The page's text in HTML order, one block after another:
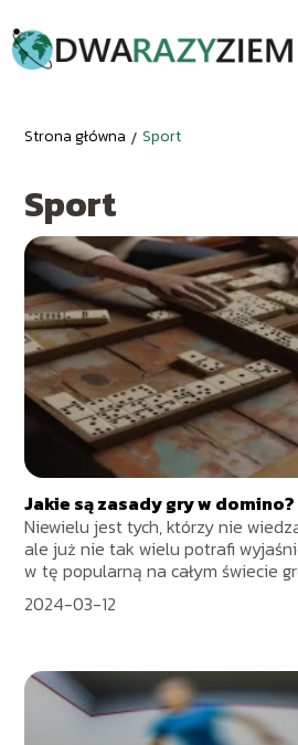
Strona główna /Sport
Sport
Jakie są zasady gry w domino?
Niewielu jest tych, którzy nie
ale już nie tak wielu potrafi
w tę popularną na całym świecie
2024-03-12